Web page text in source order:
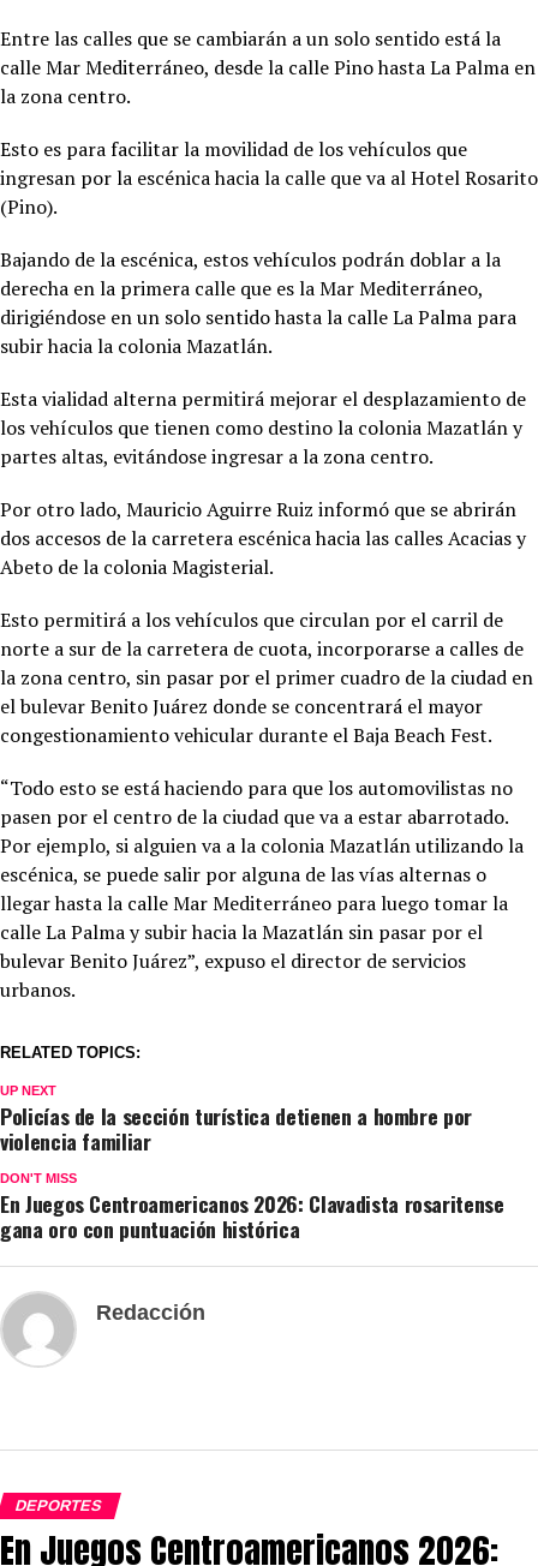
Entre las calles que se cambiarán a un solo sentido está la
calle Mar Mediterráneo, desde la calle Pino hasta La Palma en
la zona centro.
Esto es para facilitar la movilidad de los vehículos que
ingresan por la escénica hacia la calle que va al Hotel Rosarito
(Pino).
Bajando de la escénica, estos vehículos podrán doblar a la
derecha en la primera calle que es la Mar Mediterráneo,
dirigiéndose en un solo sentido hasta la calle La Palma para
subir hacia la colonia Mazatlán.
Esta vialidad alterna permitirá mejorar el desplazamiento de
los vehículos que tienen como destino la colonia Mazatlán y
partes altas, evitándose ingresar a la zona centro.
Por otro lado, Mauricio Aguirre Ruiz informó que se abrirán
dos accesos de la carretera escénica hacia las calles Acacias y
Abeto de la colonia Magisterial.
Esto permitirá a los vehículos que circulan por el carril de
norte a sur de la carretera de cuota, incorporarse a calles de
la zona centro, sin pasar por el primer cuadro de la ciudad en
el bulevar Benito Juárez donde se concentrará el mayor
congestionamiento vehicular durante el Baja Beach Fest.
“Todo esto se está haciendo para que los automovilistas no
pasen por el centro de la ciudad que va a estar abarrotado.
Por ejemplo, si alguien va a la colonia Mazatlán utilizando la
escénica, se puede salir por alguna de las vías alternas o
llegar hasta la calle Mar Mediterráneo para luego tomar la
calle La Palma y subir hacia la Mazatlán sin pasar por el
bulevar Benito Juárez”, expuso el director de servicios
urbanos.
RELATED TOPICS:
UP NEXT
Policías de la sección turística detienen a hombre por
violencia familiar
DON'T MISS
En Juegos Centroamericanos 2026: Clavadista rosaritense
gana oro con puntuación histórica
Redacción
DEPORTES
En Juegos Centroamericanos 2026: